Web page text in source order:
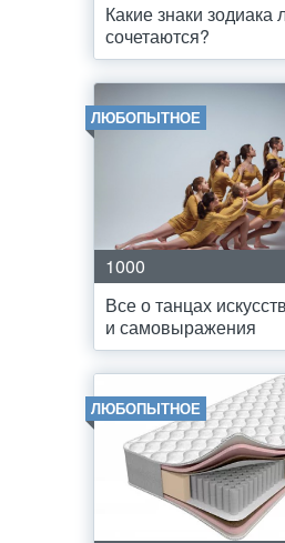
Какие знаки зодиака
сочетаются?
ЛЮБОПЫТНОЕ
1000
Все о танцах
и самовыражения
ЛЮБОПЫТНОЕ